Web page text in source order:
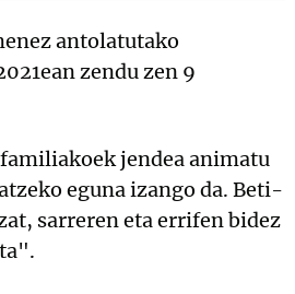
antolatutako
zendu zen 9
jendea animatu
eguna izango da. Beti-
sarreren eta errifen bidez